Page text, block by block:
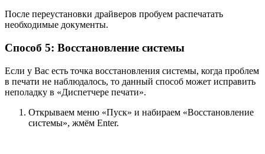
После переустановки драйверов пробуем распечатать
необходимые документы.
Способ 5: Восстановление системы
Если у Вас есть точка восстановления системы, когда проблем
в печати не наблюдалось, то данный способ может исправить
неполадку в «Диспетчере печати».
Открываем меню «Пуск» и набираем «Восстановление
системы», жмём Enter.